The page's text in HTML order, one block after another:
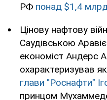
РФ понад $1,4
Цінову нафтову
Саудівською
економіст Андерс
охарактеризував як
глави "Роснафти"
принцом